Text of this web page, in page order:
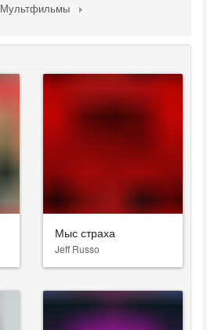
Мультфильмы
Мыс страха
Jeff Russo